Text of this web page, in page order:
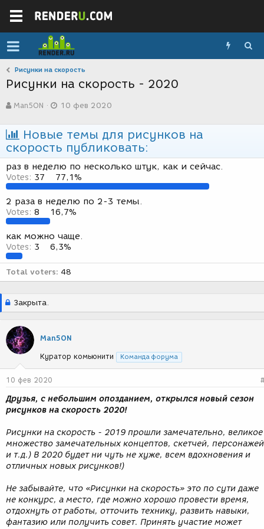
Рисунки на скорость
Рисунки на скорость - 2020
в
о
р
т
м
ы
Man5ON
а
с
о
д
а
и
я
10 фев 2020
Новые темы для рисунков на
скорость публиковать:
раз в неделю по несколько штук, как и сейчас.
Votes: 37 77,1%
2 раза в неделю по 2-3 темы.
Votes: 8 16,7%
как можно чаще.
Votes: 3 6,3%
Total voters 48
Закрыта.
Man5ON
Куратор комьюнити Команда форума
10 фев 2020
Друзья, с небольшим опозданием, открылся новый сезон
рисунков на скорость 2020!
Рисунки на скорость - 2019 прошли замечательно, великое
множество замечательных концептов, скетчей, персонажей
и т.д.) В 2020 будет ни чуть не хуже, всем вдохновения и
отличных новых рисунков!)
Не забывайте, что «Рисунки на скорость» это по сути даже
не конкурс, а место, где можно хорошо провести время,
отдохнуть от работы, отточить технику, развить навыки,
фантазию или получить совет. Принять участие может